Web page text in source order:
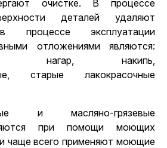
очистке. В процессе
деталей удаляют
процессе эксплуатации
отложениями являются:
нагар, накипь,
старые лакокрасочные
и масляно-грязевые
при помощи моющих
чаще всего применяют моющие